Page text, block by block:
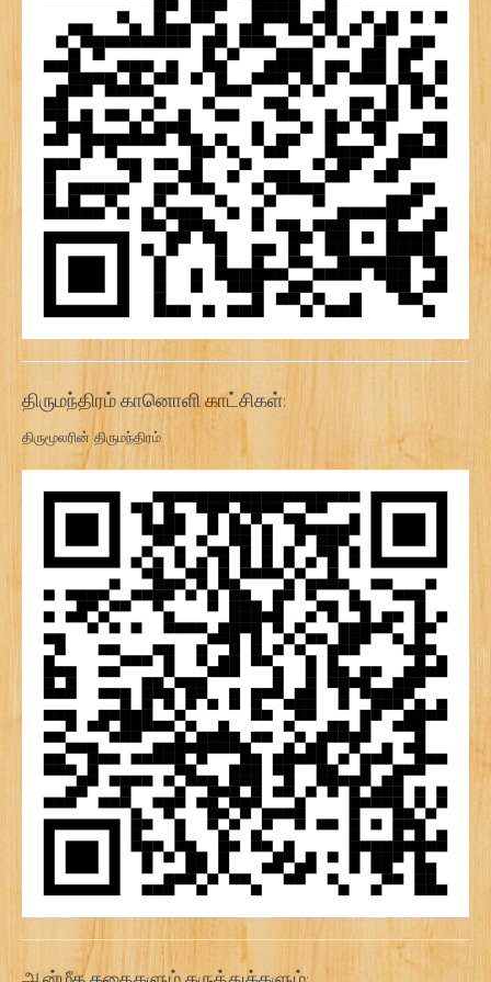
திருமந்திரம் கானொளி காட்சிகள்:
திருமூலரின் திருமந்திரம்
ஆன்மீக கதைகளும் கருத்துக்களும்: